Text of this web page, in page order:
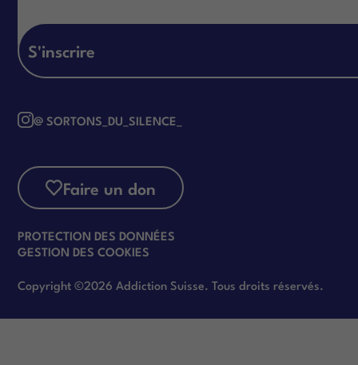
@ SORTONS_DU_SILENCE_
Faire un don
Copyright ©2026 Addiction Suisse. Tous droits réservés.
PROTECTION DES DONNÉES
GESTION DES COOKIES